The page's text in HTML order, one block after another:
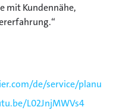
mit Kundennähe,
de/service/planung/
L02JnjMWVs4